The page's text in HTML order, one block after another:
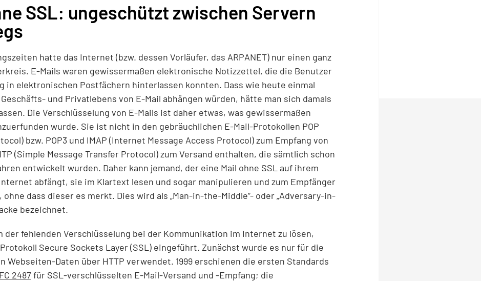
SSL: ungeschützt zwischen Servern
hatte das Internet (bzw. dessen Vorläufer, das ARPANET) nur einen ganz
E-Mails waren gewissermaßen elektronische Notizzettel, die die Benutzer
in elektronischen Postfächern hinterlassen konnten. Dass wie heute einmal
und Privatlebens von E-Mail abhängen würden, hätte man sich damals
Die Verschlüsselung von E-Mails ist daher etwas, was gewissermaßen
wurde. Sie ist nicht in den gebräuchlichen E-Mail-Protokollen POP
bzw. POP3 und IMAP (Internet Message Access Protocol) zum Empfang von
(Simple Message Transfer Protocol) zum Versand enthalten, die sämtlich schon
entwickelt wurden. Daher kann jemand, der eine Mail ohne SSL auf ihrem
abfängt, sie im Klartext lesen und sogar manipulieren und zum Empfänger
dass dieser es merkt. Dies wird als „Man-in-the-Middle“- oder „Adversary-in-
bezeichnet.
der fehlenden Verschlüsselung bei der Kommunikation im Internet zu lösen,
Protokoll Secure Sockets Layer (SSL) eingeführt. Zunächst wurde es nur für die
Webseiten-Daten über HTTP verwendet. 1999 erschienen die ersten Standards
2487für SSL-verschlüsselten E-Mail-Versand und -Empfang; die